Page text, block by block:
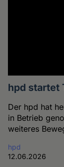
hpd startet
Der hpd hat
in Betrieb
weiteres
hpd
12.06.2026